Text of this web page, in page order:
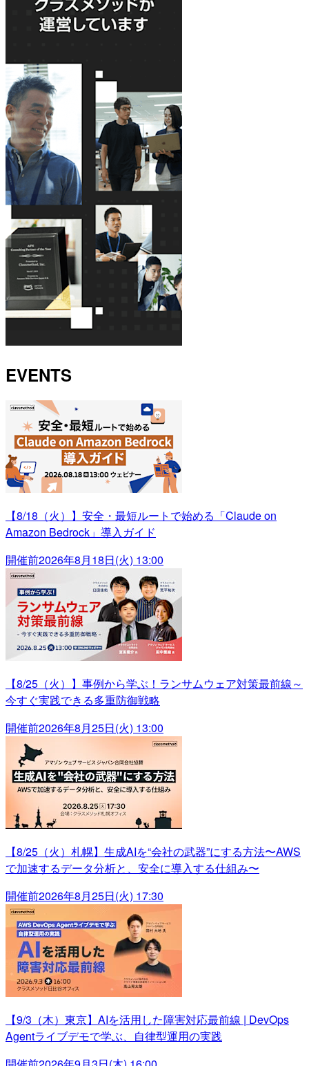
EVENTS
【8/18（火）】安全・最短ルートで始める「Claude on
Amazon Bedrock」導入ガイド
開催前2026年8月18日(火) 13:00
【8/25（火）】事例から学ぶ！ランサムウェア対策最前線～
今すぐ実践できる多重防御戦略
開催前2026年8月25日(火) 13:00
【8/25（火）札幌】生成AIを“会社の武器”にする方法〜AWS
で加速するデータ分析と、安全に導入する仕組み〜
開催前2026年8月25日(火) 17:30
【9/3（木）東京】AIを活用した障害対応最前線 | DevOps
Agentライブデモで学ぶ、自律型運用の実践